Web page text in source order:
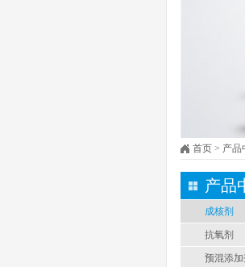
首页> 产品
产品
成核剂
抗氧剂
预混添加